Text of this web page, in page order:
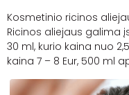
Kosmetinio ricinos
Ricinos aliejaus galima
30 ml, kurio kaina nuo
kaina 7 – 8 Eur, 500 ml